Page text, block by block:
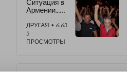
Ситуация в
Армении...
дальше?
ДРУГАЯ • 6,63
5
ПРОСМОТРЫ